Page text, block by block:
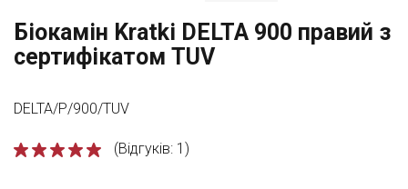
Біокамін Kratki DELTA 900 правий з
сертифікатом TUV
DELTA/P/900/TUV
(Відгуків: 1)